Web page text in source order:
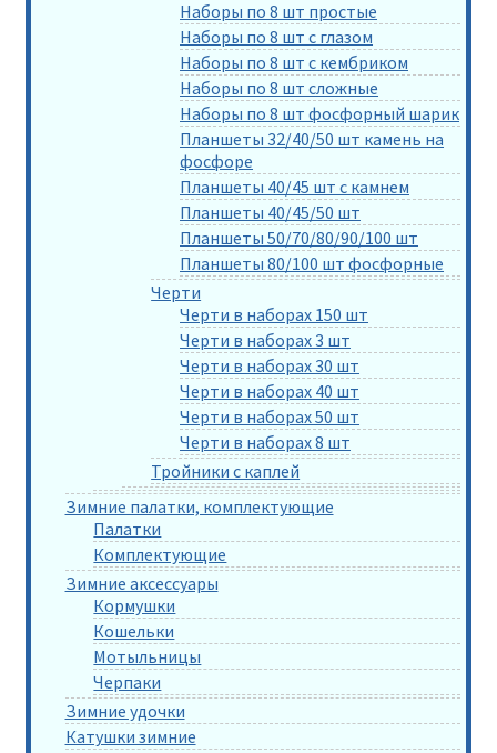
Наборы по 8 шт простые
Наборы по 8 шт с глазом
Наборы по 8 шт с кембриком
Наборы по 8 шт сложные
Наборы по 8 шт фосфорный шарик
Планшеты 32/40/50 шт камень на
фосфоре
Планшеты 40/45 шт с камнем
Планшеты 40/45/50 шт
Планшеты 50/70/80/90/100 шт
Планшеты 80/100 шт фосфорные
Черти
Черти в наборах 150 шт
Черти в наборах 3 шт
Черти в наборах 30 шт
Черти в наборах 40 шт
Черти в наборах 50 шт
Черти в наборах 8 шт
Тройники с каплей
Зимние палатки, комплектующие
Палатки
Комплектующие
Зимние аксессуары
Кормушки
Кошельки
Мотыльницы
Черпаки
Зимние удочки
Катушки зимние